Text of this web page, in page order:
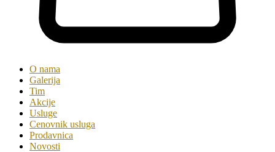
O nama
Galerija
Tim
Akcije
Usluge
Cenovnik usluga
Prodavnica
Novosti